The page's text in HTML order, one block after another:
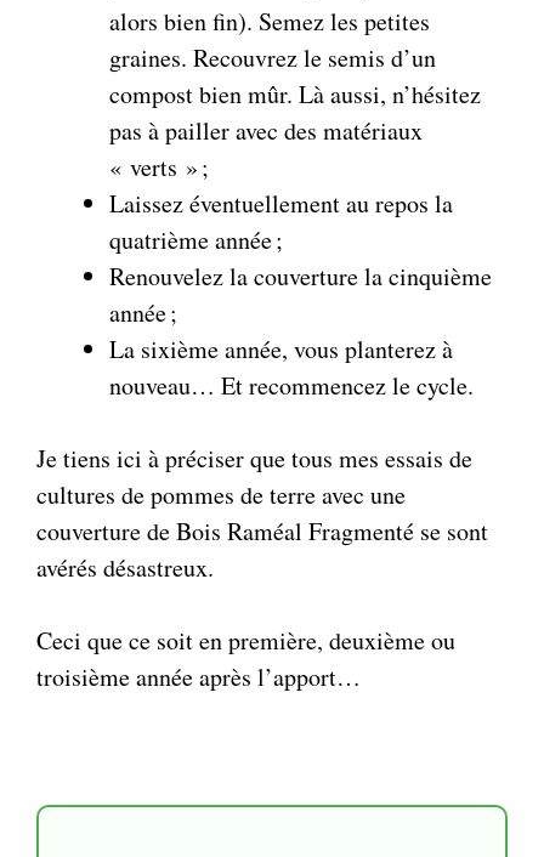
alors bien fin). Semez les petites
graines. Recouvrez le semis d’un
compost bien mûr. Là aussi, n’hésitez
pas à pailler avec des matériaux
« verts » ;
Laissez éventuellement au repos la
quatrième année ;
Renouvelez la couverture la cinquième
année ;
La sixième année, vous planterez à
nouveau… Et recommencez le cycle.
Je tiens ici à préciser que tous mes essais de
cultures de pommes de terre avec une
couverture de Bois Raméal Fragmenté se sont
avérés désastreux.
Ceci que ce soit en première, deuxième ou
troisième année après l’apport…